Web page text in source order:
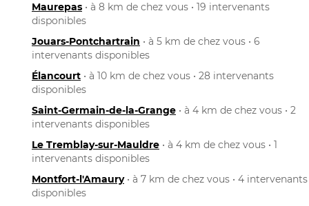
Maurepas • à 8 km de chez vous • 19 intervenants
disponibles
Jouars-Pontchartrain • à 5 km de chez vous • 6
intervenants disponibles
Élancourt • à 10 km de chez vous • 28 intervenants
disponibles
Saint-Germain-de-la-Grange • à 4 km de chez vous • 2
intervenants disponibles
Le Tremblay-sur-Mauldre • à 4 km de chez vous • 1
intervenants disponibles
Montfort-l'Amaury• à 7 km de chez vous • 4 intervenants
disponibles